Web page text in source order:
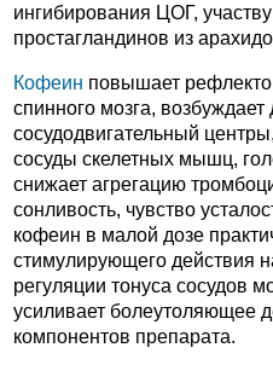
ингибирования ЦОГ,
простагландинов из
Кофеин повышает
спинного мозга,
сосудодвигательный
сосуды скелетных мышц,
снижает агрегацию
сонливость, чувство
кофеин в малой дозе
стимулирующего действия
регуляции тонуса сосудов
усиливает болеутоляющее
компонентов препарата.